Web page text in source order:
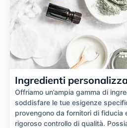
Ingredienti
Offriamo un’ampia gamma di
soddisfare le tue esigenze
provengono da fornitori di fiducia
rigoroso controllo di qualità.